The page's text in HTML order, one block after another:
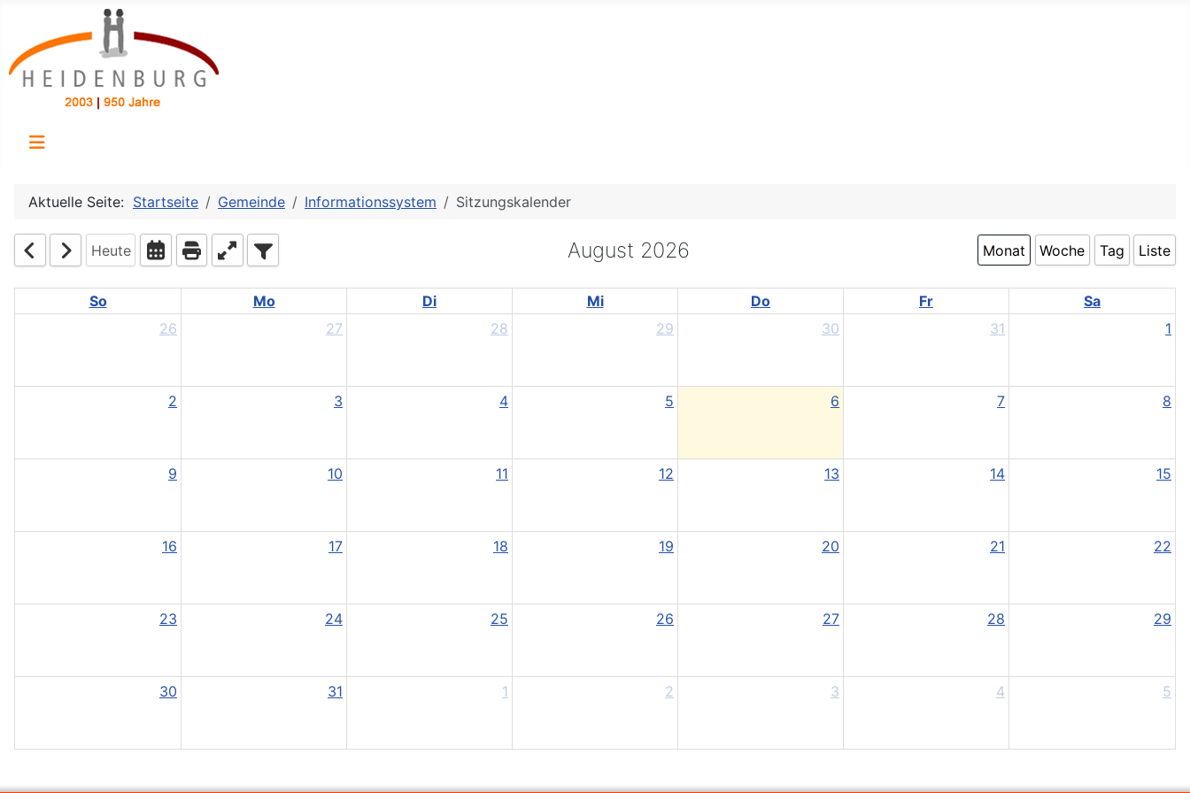
Aktuelle Seite: Startseite Gemeinde Informationssystem Sitzungskalender
Heute August 2026 Monat Woche Tag Liste
So Mo Di Mi Do Fr
Sa
26
27 28 29 30 31 1
2 3 4 5 6 7 8
9 10 11 12 13 14 15
16 17 18 19 20 21 22
23 24 25 26 27 28 29
30 31 1 2 3 4 5